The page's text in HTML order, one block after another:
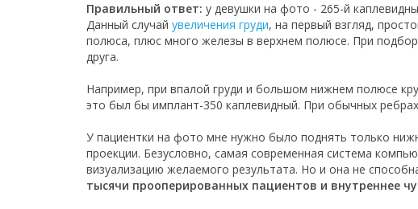
Правильный ответ: у девушки на фото - 265-й
Данный случай увеличения груди, на первый взгляд,
полюса, плюс много железы в верхнем полюсе. При
друга.
Например, при впалой груди и большом нижнем полюсе
это был бы имплант-350 каплевидный. При обычных
У пациентки на фото мне нужно было поднять только
проекции. Безусловно, самая современная система
визуализацию желаемого результата. Но и она не
тысячи прооперированных пациентов и внутреннее